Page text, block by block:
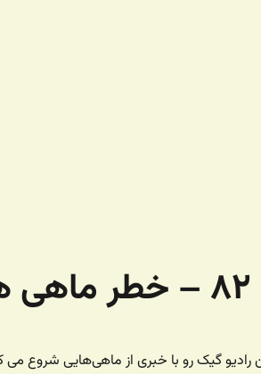
رادیو گیک رو با خبری از ماهی‌هایی شروع